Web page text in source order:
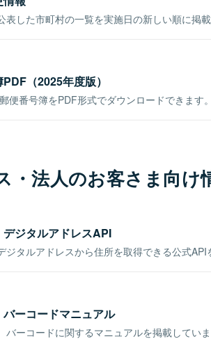
表した市町村の一覧を実施日の新しい順に掲載
（2025年度版）
便番号簿をPDF形式でダウンロードできます。
・法人のお客さま向け
ジタルアドレスAPI
ジタルアドレスから住所を取得できる公式API
ーコードマニュアル
バーコードに関するマニュアルを掲載していま